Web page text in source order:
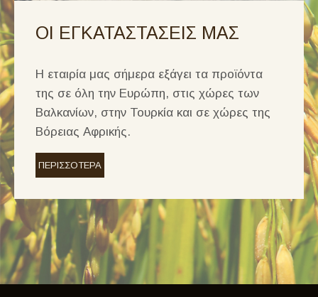
ΟΙ ΕΓΚΑΤΑΣΤΑΣΕΙΣ ΜΑΣ
Η εταιρία μας σήμερα εξάγει τα προϊόντα
της σε όλη την Ευρώπη, στις χώρες των
Βαλκανίων, στην Τουρκία και σε χώρες της
Βόρειας Αφρικής.
ΠΕΡΙΣΣΟΤΕΡΑ